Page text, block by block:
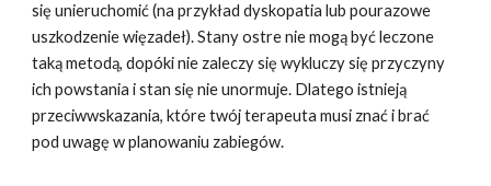
się unieruchomić (na przykład dyskopatia lub pourazowe
uszkodzenie więzadeł). Stany ostre nie mogą być leczone
taką metodą, dopóki nie zaleczy się wykluczy się przyczyny
ich powstania i stan się nie unormuje. Dlatego istnieją
przeciwwskazania, które twój terapeuta musi znać i brać
pod uwagę w planowaniu zabiegów.